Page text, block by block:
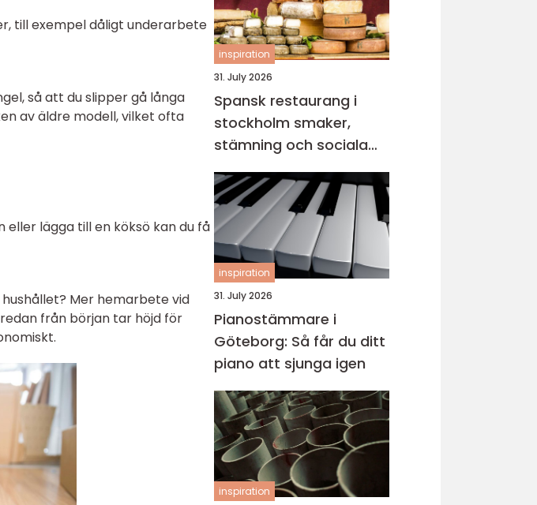
till exempel dåligt underarbete
så att du slipper gå långa
av äldre modell, vilket ofta
lägga till en köksö kan du få
Mer hemarbete vid
från början tar höjd för
inspiration
31. July 2026
Spansk restaurang i
stockholm smaker,
stämning och sociala
middagar
inspiration
31. July 2026
Pianostämmare i
Göteborg: Så får du ditt
piano att sjunga igen
inspiration